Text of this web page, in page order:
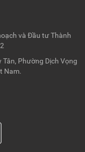
và Đầu tư Thành
Tân, Phường Dịch Vọng
Nam.